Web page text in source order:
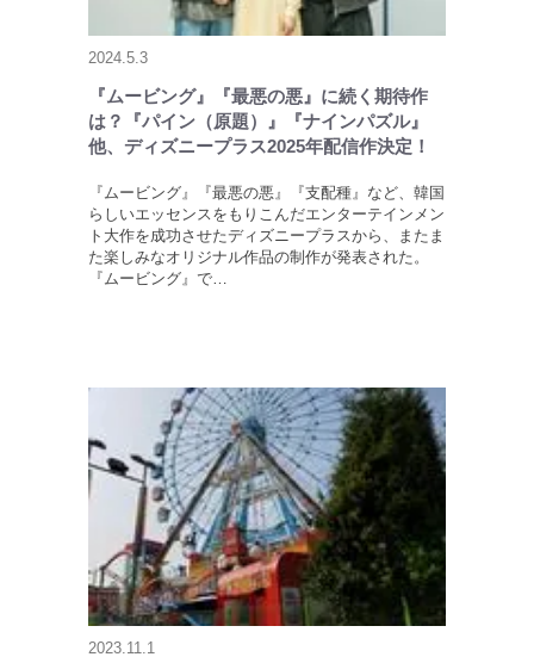
2024.5.3
『ムービング』『最悪の悪』に続く期待作
は？『パイン（原題）』『ナインパズル』
他、ディズニープラス2025年配信作決定！
『ムービング』『最悪の悪』『支配種』など、韓国
らしいエッセンスをもりこんだエンターテインメン
ト大作を成功させたディズニープラスから、またま
た楽しみなオリジナル作品の制作が発表された。
『ムービング』で…
2023.11.1